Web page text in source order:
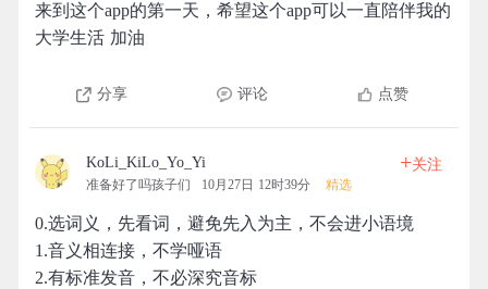
来到这个app的第一天，希望这个app可以一直陪伴我的
大学生活 加油
分享 评论 点赞
KoLi_KiLo_Yo_Yi
准备好了吗孩子们 10月27日 12时39分 精选
+关注
0.选词义，先看词，避免先入为主，不会进小语境
1.音义相连接，不学哑语
2.有标准发音，不必深究音标